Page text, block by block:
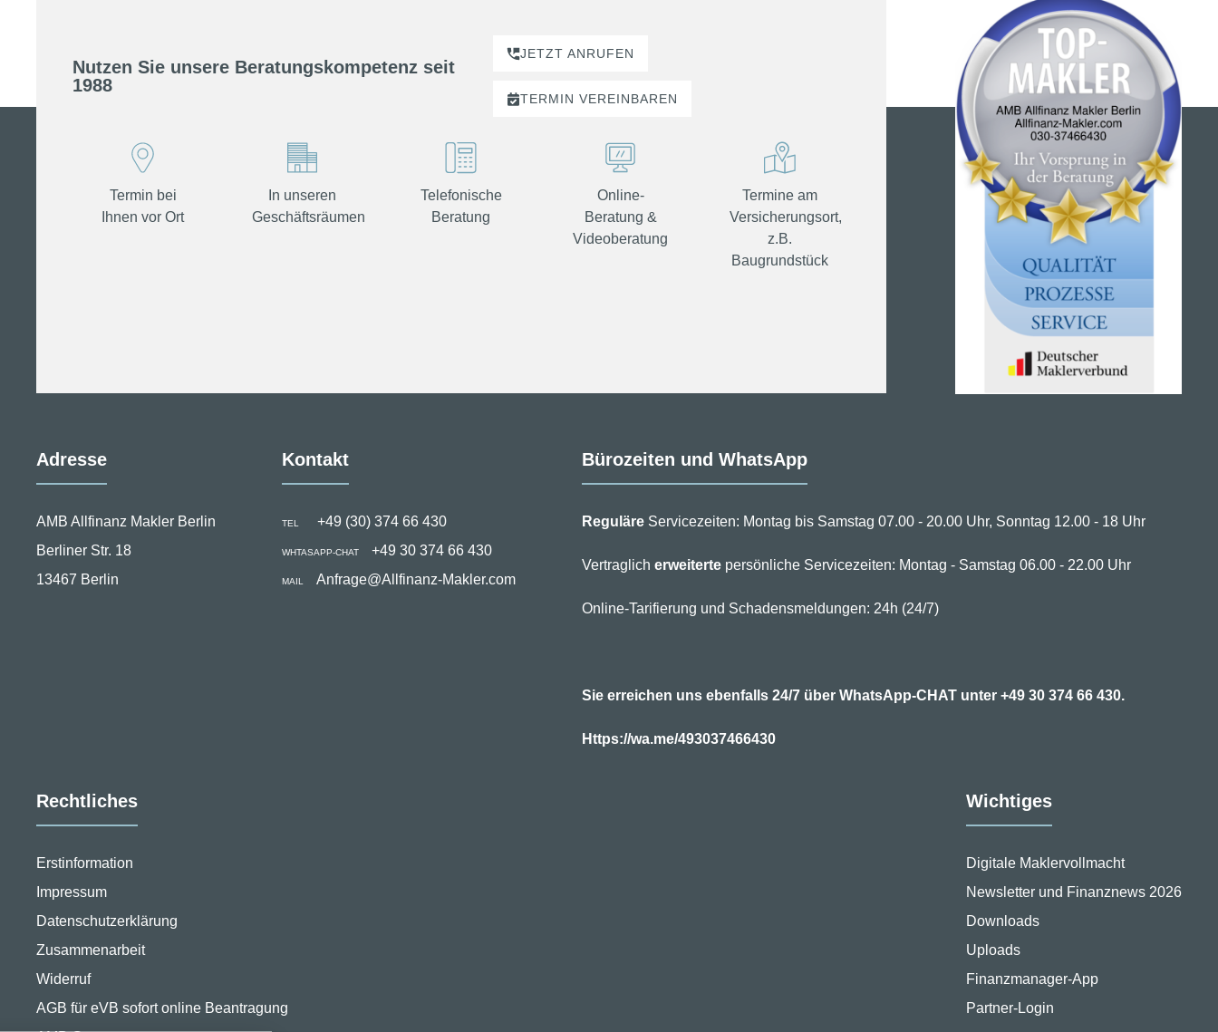
Nutzen Sie unsere Beratungskompetenz seit
1988
JETZT ANRUFEN
TERMIN VEREINBAREN
Termin bei
Ihnen vor Ort
In unseren
Geschäftsräumen
Telefonische
Beratung
Online-
Beratung &
Videoberatung
Termine am
Versicherungsort,
z.B.
Baugrundstück
Adresse
AMB Allfinanz Makler Berlin
Berliner Str. 18
13467 Berlin
Kontakt
TEL +49 (30) 374 66 430
WHTASAPP-CHAT +49 30 374 66 430
MAIL Anfrage@Allfinanz-Makler.com
Bürozeiten und WhatsApp
ReguläreServicezeiten: Montag bis Samstag 07.00 - 20.00 Uhr, Sonntag 12.00 - 18 Uhr
Vertraglich erweitertepersönliche Servicezeiten: Montag - Samstag 06.00 - 22.00 Uhr
Online-Tarifierung und Schadensmeldungen: 24h (24/7)
Sie erreichen uns ebenfalls 24/7 über WhatsApp-CHAT unter +49 30 374 66 430.
Https://wa.me/493037466430
Rechtliches
Erstinformation
Impressum
Datenschutzerklärung
Zusammenarbeit
Widerruf
AGB für eVB sofort online Beantragung
Wichtiges
Digitale Maklervollmacht
Newsletter und Finanznews 2026
Downloads
Uploads
Finanzmanager-App
Partner-Login